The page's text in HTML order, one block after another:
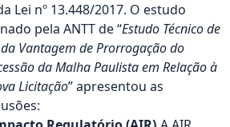
Lei nº 13.448/2017. O estudo
pela ANTT de “Estudo Técnico de
Vantagem de Prorrogação do
da Malha Paulista em Relação à
Licitação” apresentou as